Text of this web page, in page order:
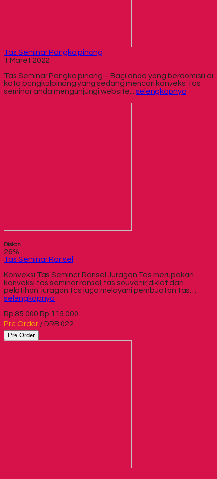
Tas Seminar Pangkalpinang
1 Maret 2022
Tas Seminar Pangkalpinang – Bagi anda yang berdomisili di
kota pangkalpinang yang sedang mencari konveksi tas
seminar anda mengunjungi website... selengkapnya
Diskon
26%
Tas Seminar Ransel
Konveksi Tas Seminar Ransel Juragan Tas merupakan
konveksi tas seminar ransel,tas souvenir,diklat dan
pelatihan. juragan tas juga melayani pembuatan tas…
selengkapnya
Rp 85.000 Rp 115.000
Pre Order / DRB 022
Pre Order